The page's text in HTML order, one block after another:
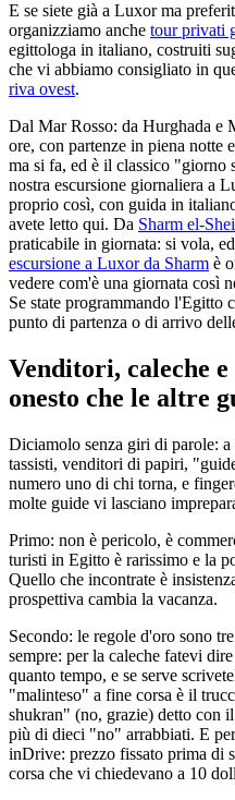
E se siete già a Luxor ma
organizziamo anche tour privati
egittologa in italiano, costruiti
che vi abbiamo consigliato in
riva ovest.
Dal Mar Rosso: da Hurghada e
ore, con partenze in piena notte
ma si fa, ed è il classico
nostra escursione giornaliera a
proprio così, con guida in
avete letto qui. Da Sharm el-
praticabile in giornata: si vola,
escursione a Luxor da Sharm è
vedere com'è una giornata così
Se state programmando l'Egitto
punto di partenza o di arrivo
Venditori, caleche
onesto che le altre
Diciamolo senza giri di parole:
tassisti, venditori di papiri,
numero uno di chi torna, e
molte guide vi lasciano
Primo: non è pericolo, è
turisti in Egitto è rarissimo e la
Quello che incontrate è
prospettiva cambia la vacanza.
Secondo: le regole d'oro sono
sempre: per la caleche fatevi
quanto tempo, e se serve
"malinteso" a fine corsa è il
shukran" (no, grazie) detto con
più di dieci "no" arrabbiati. E
inDrive: prezzo fissato prima di
corsa che vi chiedevano a 10